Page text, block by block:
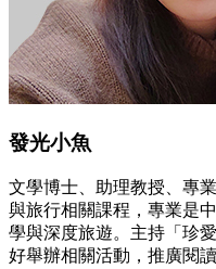
發光小魚
文學博士、助理教授、專
與旅行相關課程，專業是
學與深度旅遊。主持「珍
好舉辦相關活動，推廣閱讀